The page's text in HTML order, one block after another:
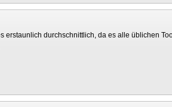
erstaunlich durchschnittlich, da es alle üblichen